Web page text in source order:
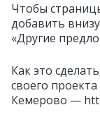
Чтобы
добавить
«Другие
Как это
своего
Кемерово —